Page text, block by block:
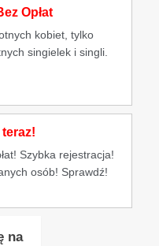
Opłat
kobiet, tylko
singielek i singli.
Szybka rejestracja!
osób! Sprawdź!
na